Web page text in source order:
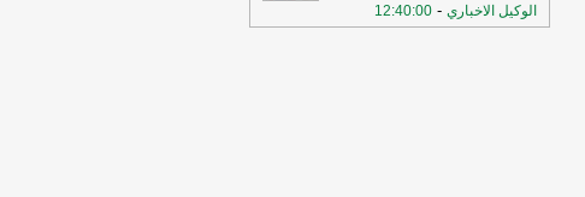
الوكيل الاخباري -
12:40:00